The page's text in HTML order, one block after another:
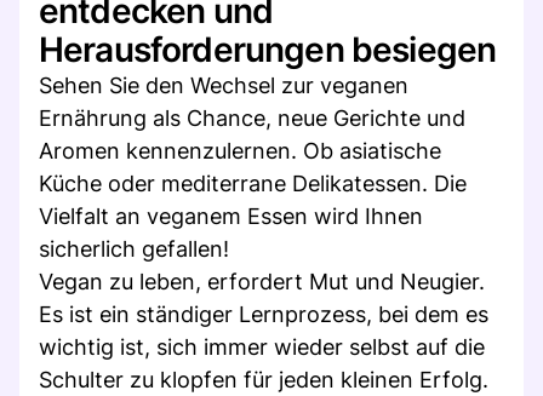
entdecken und
Herausforderungen besiegen
Sehen Sie den Wechsel zur veganen
Ernährung als Chance, neue Gerichte und
Aromen kennenzulernen. Ob asiatische
Küche oder mediterrane Delikatessen. Die
Vielfalt an veganem Essen wird Ihnen
sicherlich gefallen!
Vegan zu leben, erfordert Mut und Neugier.
Es ist ein ständiger Lernprozess, bei dem es
wichtig ist, sich immer wieder selbst auf die
Schulter zu klopfen für jeden kleinen Erfolg.